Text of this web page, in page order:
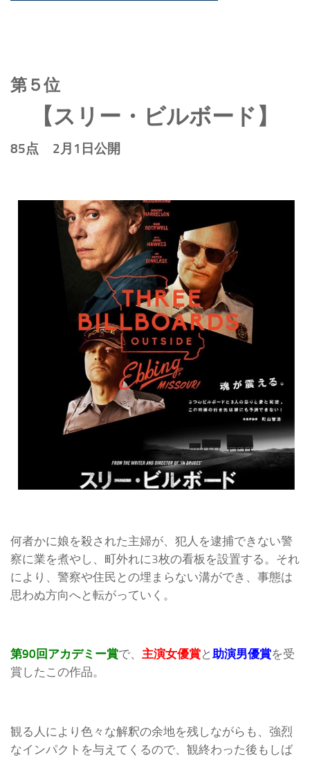
第５位
【スリー・ビルボード】
85点 2月1日公開
何者かに娘を殺された主婦が、犯人を逮捕できない警
察に業を煮やし、町外れに3枚の看板を設置する。それ
により、警察や住民との埋まらない溝ができ、事態は
思わぬ方向へと転がっていく。
第90回アカデミー賞で、 主演女優賞と 助演男優賞を受
賞したこの作品。
観る人により色々な解釈の余地を残しながらも、強烈
なインパクトを与えてくるので、観終わった後もしば